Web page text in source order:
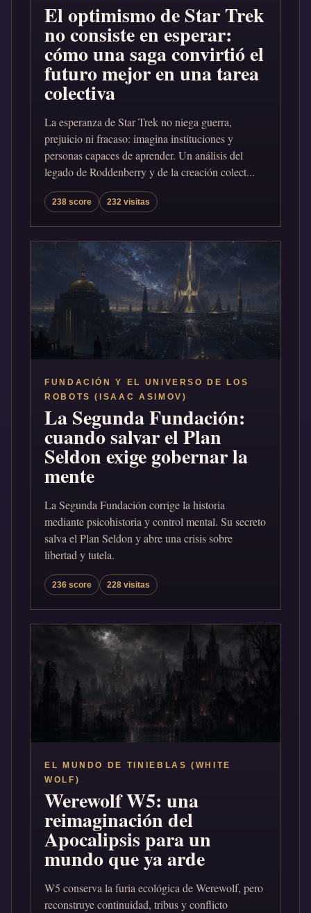
El optimismo de Star Trek
no consiste en esperar:
cómo una saga convirtió el
futuro mejor en una tarea
colectiva
La esperanza de Star Trek no niega guerra,
prejuicio ni fracaso: imagina instituciones y
personas capaces de aprender. Un análisis del
legado de Roddenberry y de la creación colect...
238 score 232 visitas
FUNDACIÓN Y EL UNIVERSO DE LOS
ROBOTS (ISAAC ASIMOV)
La Segunda Fundación:
cuando salvar el Plan
Seldon exige gobernar la
mente
La Segunda Fundación corrige la historia
mediante psicohistoria y control mental. Su secreto
salva el Plan Seldon y abre una crisis sobre
libertad y tutela.
236 score 228 visitas
EL MUNDO DE TINIEBLAS (WHITE
WOLF)
Werewolf W5: una
reimaginación del
Apocalipsis para un
mundo que ya arde
W5 conserva la furia ecológica de Werewolf, pero
reconstruye continuidad, tribus y conflicto